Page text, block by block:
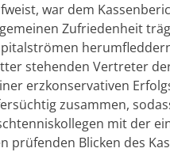
war dem
Zufriedenheit
stehenden Vertreter
erzkonservativen
zusammen,
mit der
prüfenden Blicken des